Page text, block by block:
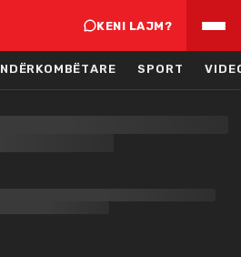
KENI LAJM?
NDËRKOMBËTARE SPORT